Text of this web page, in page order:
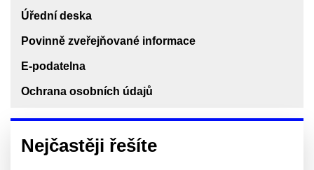
Úřední deska
Povinně zveřejňované informace
E-podatelna
Ochrana osobních údajů
Nejčastěji řešíte